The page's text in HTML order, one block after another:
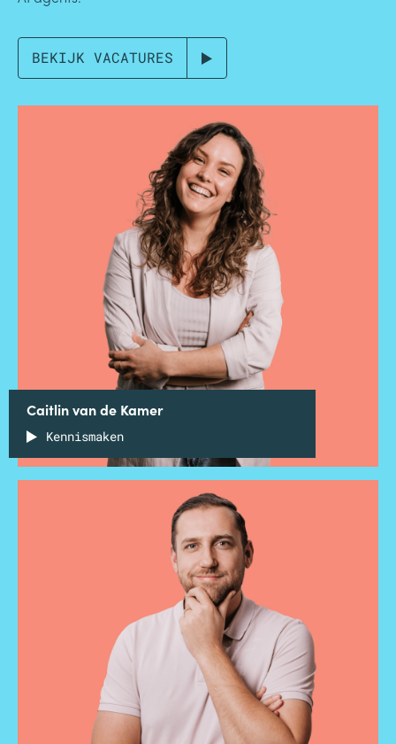
BEKIJK VACATURES
Caitlin van de Kamer
Kennismaken